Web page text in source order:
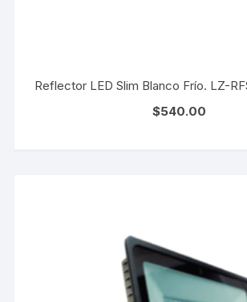
Reflector LED Slim Blanco Frío. LZ-
$540.00